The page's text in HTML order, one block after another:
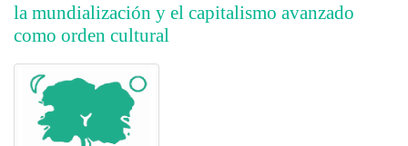
la mundialización y el capitalismo avanzado
como orden cultural
##plugins.themes.bootstrap3.article.main##